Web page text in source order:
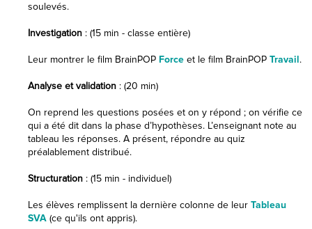
soulevés.
Investigation : (15 min - classe entière)
Leur montrer le film BrainPOP Force et le film BrainPOP Travail.
Analyse et validation : (20 min)
On reprend les questions posées et on y répond ; on vérifie ce
qui a été dit dans la phase d’hypothèses. L’enseignant note au
tableau les réponses. A présent, répondre au quiz
préalablement distribué.
Structuration : (15 min - individuel)
Les élèves remplissent la dernière colonne de leur Tableau
SVA (ce qu'ils ont appris).